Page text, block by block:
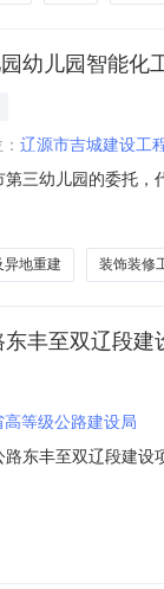
幼儿园智能
辽源市吉城建设工
三幼儿园的委托
日评标地点：辽源
异地重建 装饰装修
丰至双辽段
等级公路建设局
东丰至双辽段建
编号JYZB2018-